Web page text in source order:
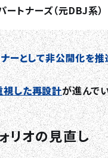
トナーズ（元DBJ系）
ーとして非公開化を推
視した再設計が進んで
リオの見直し